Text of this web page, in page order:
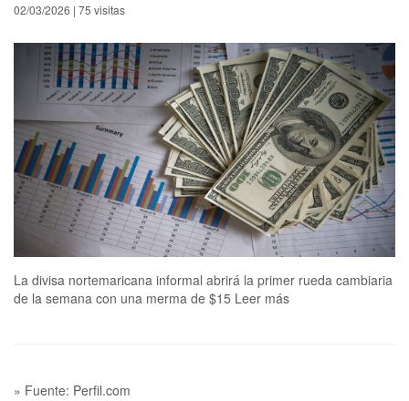
02/03/2026 | 75 visitas
La divisa nortemaricana informal abrirá la primer rueda cambiaria
de la semana con una merma de $15 Leer más
» Fuente: Perfil.com